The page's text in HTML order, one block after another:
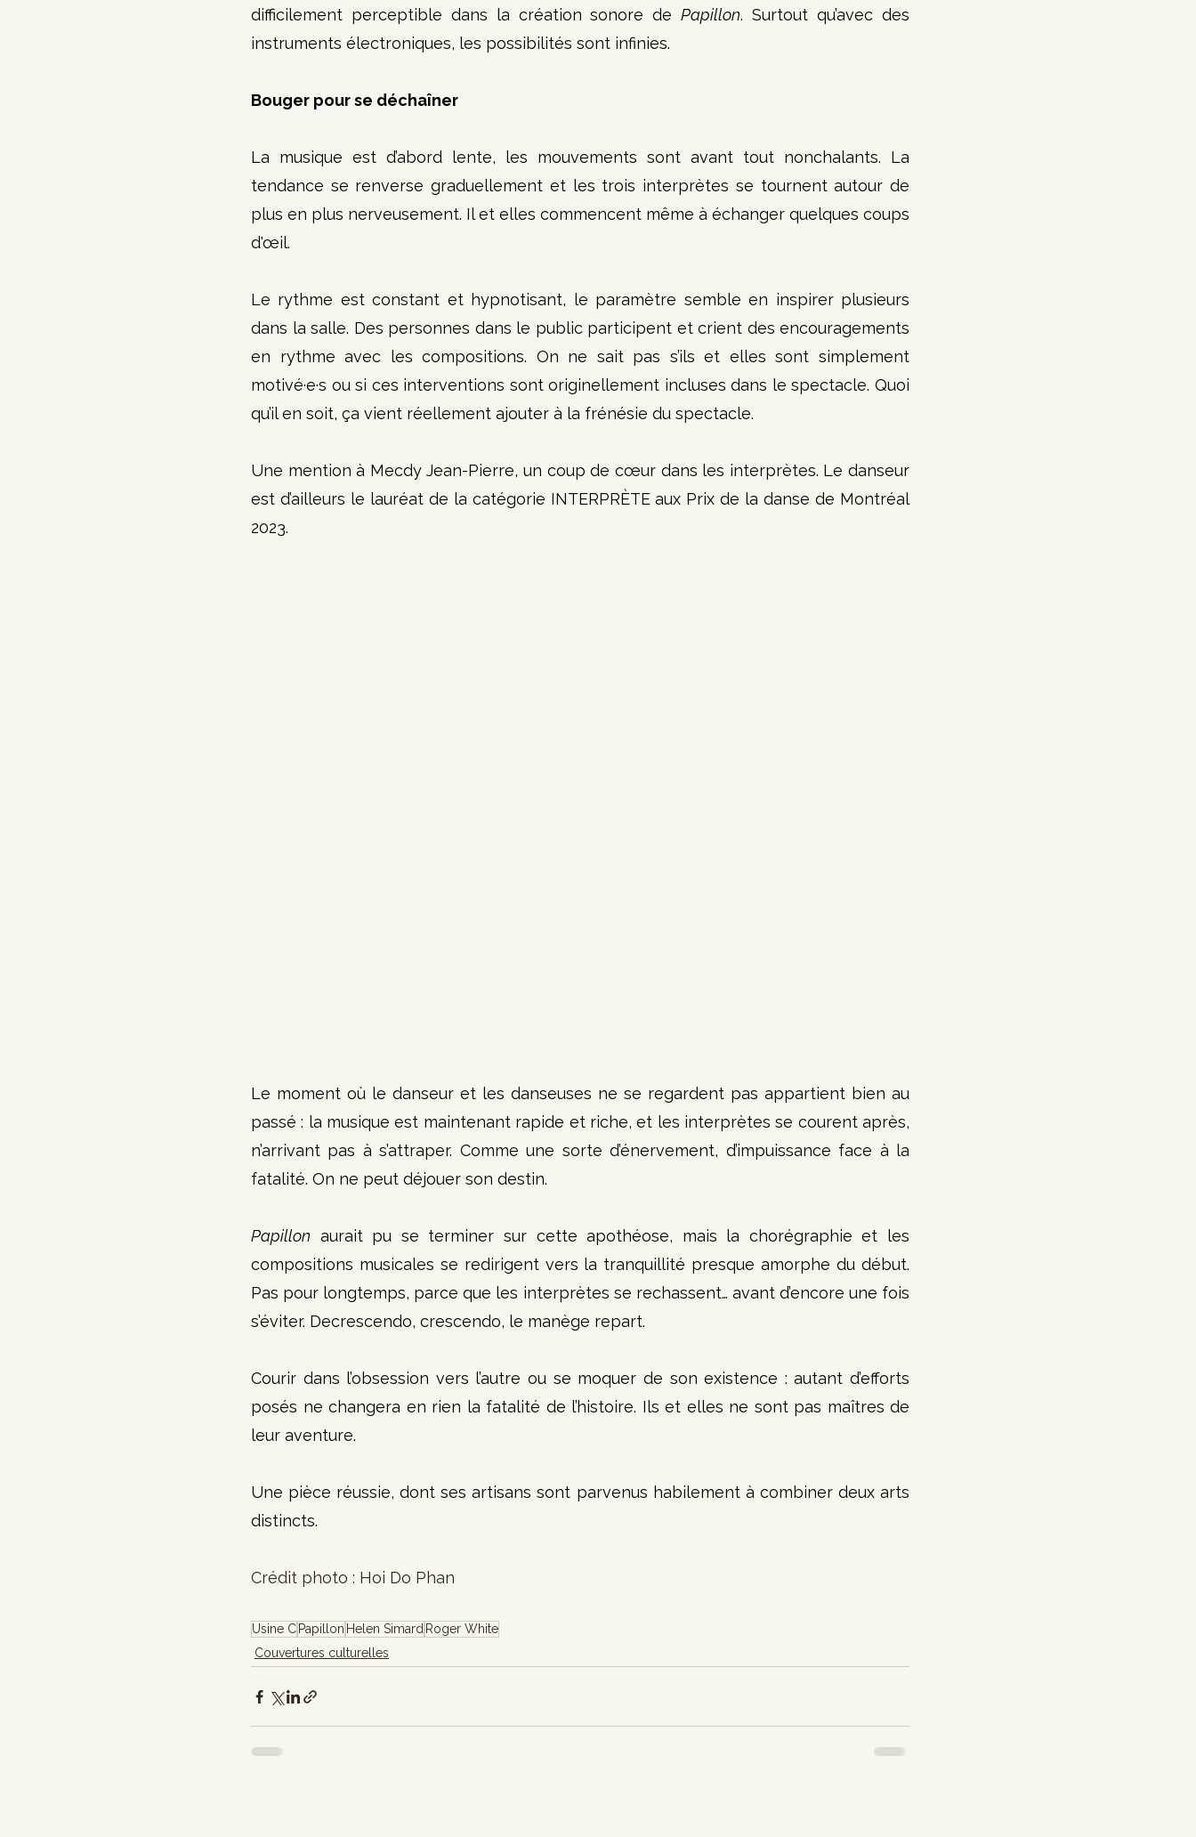
difficilement perceptible dans la création sonore de Papillon. Surtout qu’avec des
instruments électroniques, les possibilités sont infinies.
Bouger pour se déchaîner
La musique est d’abord lente, les mouvements sont avant tout nonchalants. La
tendance se renverse graduellement et les trois interprètes se tournent autour de
plus en plus nerveusement. Il et elles commencent même à échanger quelques coups
d'œil.
Le rythme est constant et hypnotisant, le paramètre semble en inspirer plusieurs
dans la salle. Des personnes dans le public participent et crient des encouragements
en rythme avec les compositions. On ne sait pas s’ils et elles sont simplement
motivé·e·s ou si ces interventions sont originellement incluses dans le spectacle. Quoi
qu’il en soit, ça vient réellement ajouter à la frénésie du spectacle.
Une mention à Mecdy Jean-Pierre, un coup de cœur dans les interprètes. Le danseur
est d’ailleurs le lauréat de la catégorie INTERPRÈTE aux Prix de la danse de Montréal
2023.
Le moment où le danseur et les danseuses ne se regardent pas appartient bien au
passé : la musique est maintenant rapide et riche, et les interprètes se courent après,
n’arrivant pas à s’attraper. Comme une sorte d’énervement, d’impuissance face à la
fatalité. On ne peut déjouer son destin.
Papillon aurait pu se terminer sur cette apothéose, mais la chorégraphie et les
compositions musicales se redirigent vers la tranquillité presque amorphe du début.
Pas pour longtemps, parce que les interprètes se rechassent… avant d’encore une fois
s’éviter. Decrescendo, crescendo, le manège repart.
Courir dans l’obsession vers l’autre ou se moquer de son existence : autant d’efforts
posés ne changera en rien la fatalité de l’histoire. Ils et elles ne sont pas maîtres de
leur aventure.
Une pièce réussie, dont ses artisans sont parvenus habilement à combiner deux arts
distincts.
Crédit photo : Hoi Do Phan
Usine C Papillon Helen Simard Roger White
Couvertures culturelles